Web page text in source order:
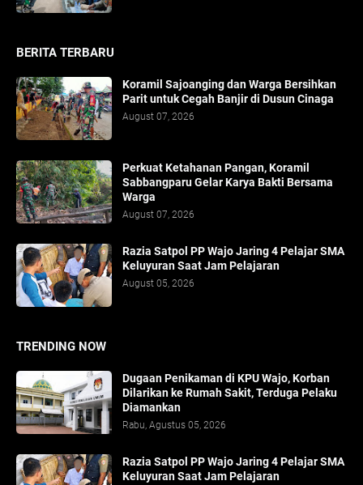
BERITA TERBARU
Koramil Sajoanging dan Warga Bersihkan
Parit untuk Cegah Banjir di Dusun Cinaga
August 07, 2026
Perkuat Ketahanan Pangan, Koramil
Sabbangparu Gelar Karya Bakti Bersama
Warga
August 07, 2026
Razia Satpol PP Wajo Jaring 4 Pelajar SMA
Keluyuran Saat Jam Pelajaran
August 05, 2026
TRENDING NOW
Dugaan Penikaman di KPU Wajo, Korban
Dilarikan ke Rumah Sakit, Terduga Pelaku
Diamankan
Rabu, Agustus 05, 2026
Razia Satpol PP Wajo Jaring 4 Pelajar SMA
Keluyuran Saat Jam Pelajaran